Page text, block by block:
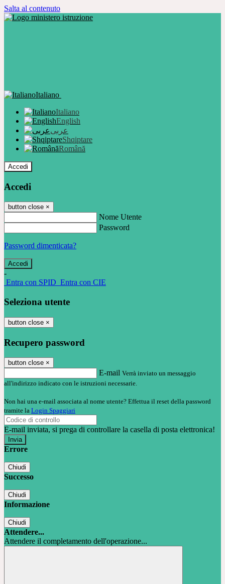
Salta al contenuto
Italiano
Italiano
English
عربى
Shqiptare
Română
Accedi
Accedi
button close ×
Nome Utente
Password
Password dimenticata?
-
Entra con SPID Entra con CIE
Seleziona utente
button close ×
Recupero password
button close ×
E-mail Verrà inviato un messaggio
all'indirizzo indicato con le istruzioni necessarie.
Non hai una e-mail associata al nome utente? Effettua il reset della password
tramite la Login Spaggiari
E-mail inviata, si prega di controllare la casella di posta elettronica!
Errore
Chiudi
Successo
Chiudi
Informazione
Chiudi
Attendere...
Attendere il completamento dell'operazione...